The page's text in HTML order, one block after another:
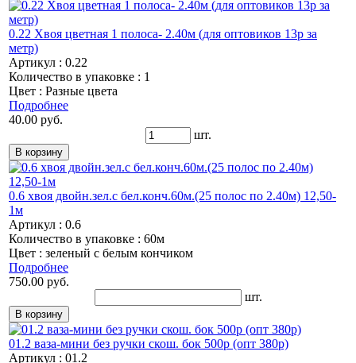
0.22 Хвоя цветная 1 полоса- 2.40м (для оптовиков 13р за
метр)
Артикул : 0.22
Количество в упаковке : 1
Цвет : Разные цвета
Подробнее
40.00 руб.
шт.
0.6 хвоя двойн.зел.с бел.конч.60м.(25 полос по 2.40м) 12,50-
1м
Артикул : 0.6
Количество в упаковке : 60м
Цвет : зеленый с белым кончиком
Подробнее
750.00 руб.
шт.
01.2 ваза-мини без ручки скош. бок 500р (опт 380р)
Артикул : 01.2